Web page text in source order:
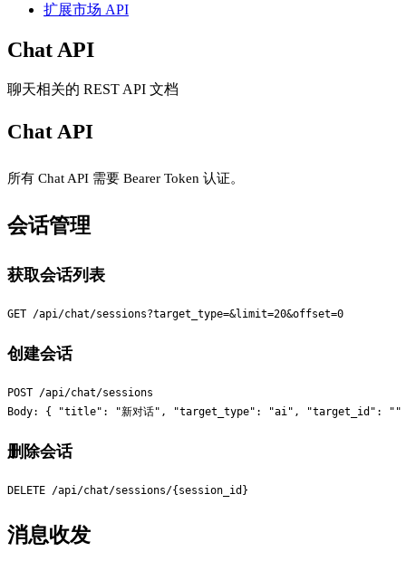
扩展市场 API
Chat API
聊天相关的 REST API 文档
Chat API
所有 Chat API 需要 Bearer Token 认证。
会话管理
获取会话列表
创建会话
POST /api/chat/sessions
删除会话
消息收发